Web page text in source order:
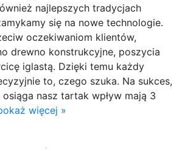
najlepszych tradycjach
się na nowe technologie.
oczekiwaniom klientów,
drewno konstrukcyjne, poszycia
iglastą. Dzięki temu każdy
to, czego szuka. Na sukces,
nasz tartak wpływ mają 3
więcej »